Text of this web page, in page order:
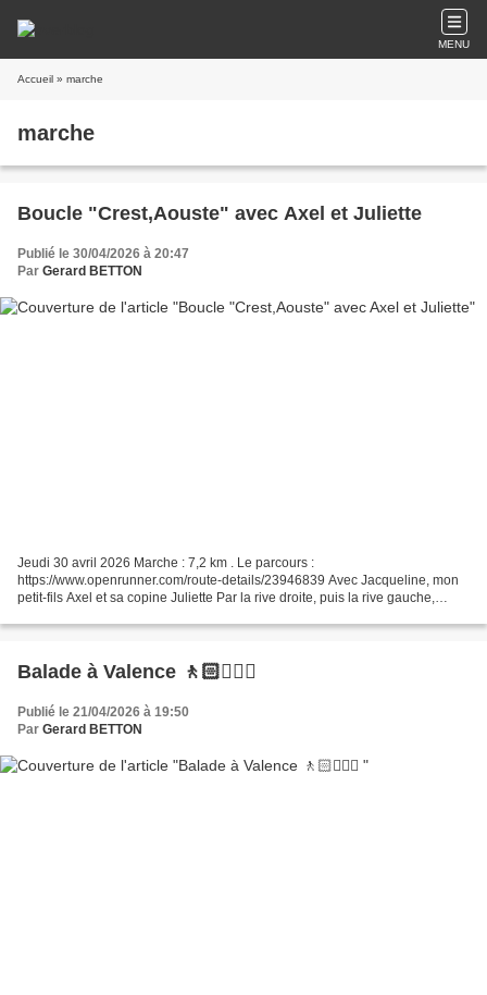
MENU
Accueil » marche
marche
Boucle "Crest,Aouste" avec Axel et Juliette
Publié le 30/04/2026 à 20:47
Par Gerard BETTON
Jeudi 30 avril 2026 Marche : 7,2 km . Le parcours :
https://www.openrunner.com/route-details/23946839 Avec Jacqueline, mon
petit-fils Axel et sa copine Juliette Par la rive droite, puis la rive gauche,
Balade à Valence 🚶🏻🚶🏼‍♂️
Publié le 21/04/2026 à 19:50
Par Gerard BETTON